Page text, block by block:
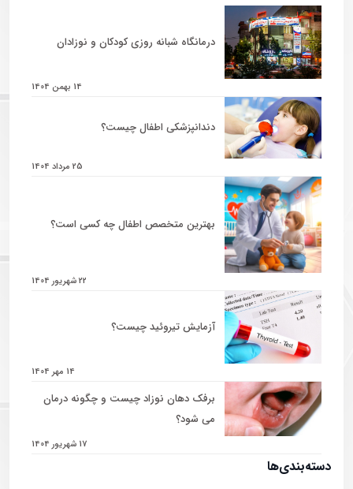
درمانگاه شبانه روزی کودکان و نوزادان
14 بهمن 1404
دندانپزشکی اطفال چیست؟
25 مرداد 1404
بهترین متخصص اطفال چه کسی است؟
22 شهریور 1404
آزمایش تیروئید چیست؟
14 مهر 1404
برفک دهان نوزاد چیست و چگونه درمان
می شود؟
17 شهریور 1404
دسته‌بندی‌ها